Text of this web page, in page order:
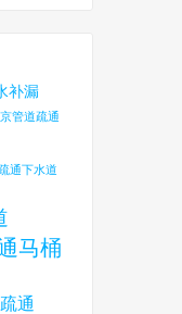
补漏
管道疏通
通下水道
马桶
通